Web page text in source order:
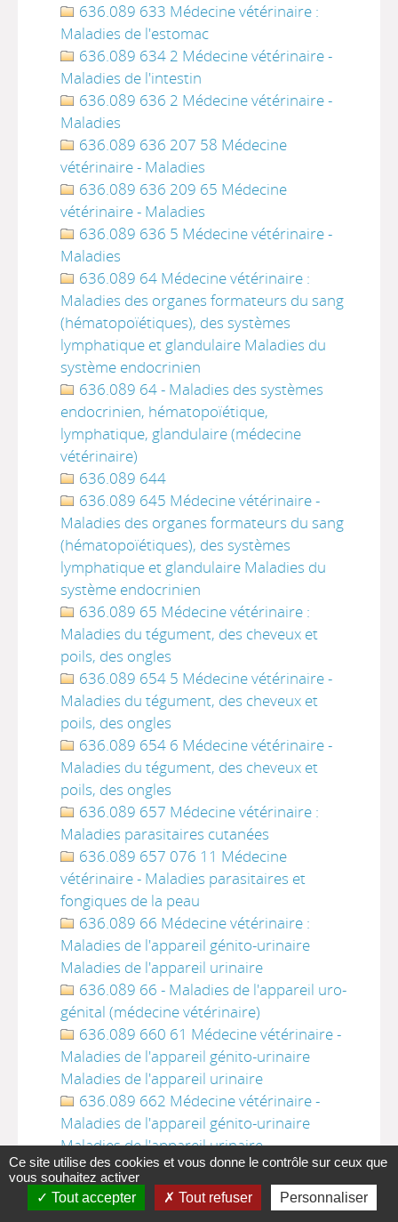
636.089 633 Médecine vétérinaire :
Maladies de l'estomac
636.089 634 2 Médecine vétérinaire -
Maladies de l'intestin
636.089 636 2 Médecine vétérinaire -
Maladies
636.089 636 207 58 Médecine
vétérinaire - Maladies
636.089 636 209 65 Médecine
vétérinaire - Maladies
636.089 636 5 Médecine vétérinaire -
Maladies
636.089 64 Médecine vétérinaire :
Maladies des organes formateurs du sang
(hématopoïétiques), des systèmes
lymphatique et glandulaire Maladies du
système endocrinien
636.089 64 - Maladies des systèmes
endocrinien, hématopoïétique,
lymphatique, glandulaire (médecine
vétérinaire)
636.089 644
636.089 645 Médecine vétérinaire -
Maladies des organes formateurs du sang
(hématopoïétiques), des systèmes
lymphatique et glandulaire Maladies du
système endocrinien
636.089 65 Médecine vétérinaire :
Maladies du tégument, des cheveux et
poils, des ongles
636.089 654 5 Médecine vétérinaire -
Maladies du tégument, des cheveux et
poils, des ongles
636.089 654 6 Médecine vétérinaire -
Maladies du tégument, des cheveux et
poils, des ongles
636.089 657 Médecine vétérinaire :
Maladies parasitaires cutanées
636.089 657 076 11 Médecine
vétérinaire - Maladies parasitaires et
fongiques de la peau
636.089 66 Médecine vétérinaire :
Maladies de l'appareil génito-urinaire
Maladies de l'appareil urinaire
636.089 66 - Maladies de l'appareil uro-
génital (médecine vétérinaire)
636.089 660 61 Médecine vétérinaire -
Maladies de l'appareil génito-urinaire
Maladies de l'appareil urinaire
636.089 662 Médecine vétérinaire -
Maladies de l'appareil génito-urinaire
Maladies de l'appareil urinaire
636.089 662 2 Médecine vétérinaire -
Maladies de l'appareil génito-urinaire
Maladies de l'appareil urinaire
Ce site utilise des cookies et vous donne le contrôle sur ceux que
vous souhaitez activer
Tout accepter
Tout refuser Personnaliser